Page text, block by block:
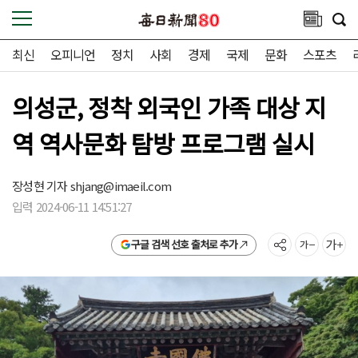
최신 오피니언 정치 사회 경제 국제 문화 스포츠
의성군, 정착 외국인 가족 대상 지
역 역사문화 탐방 프로그램 실시
장성현 기자shjang@imaeil.com
입력 2024-06-11 14:51:27
구글 검색 선호 출처로 추가